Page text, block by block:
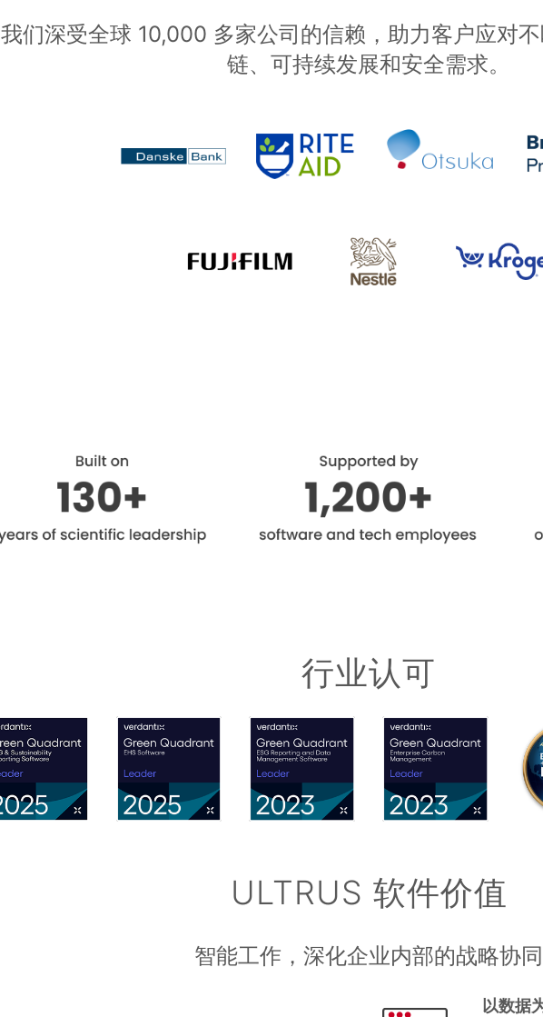
我们深受全球 10,000 多家公司的信赖，助力客户应对
链、可持续发展和安全需求。
行业认可
ULTRUS 软件价值
智能工作，深化企业内部的战略协同
以数据